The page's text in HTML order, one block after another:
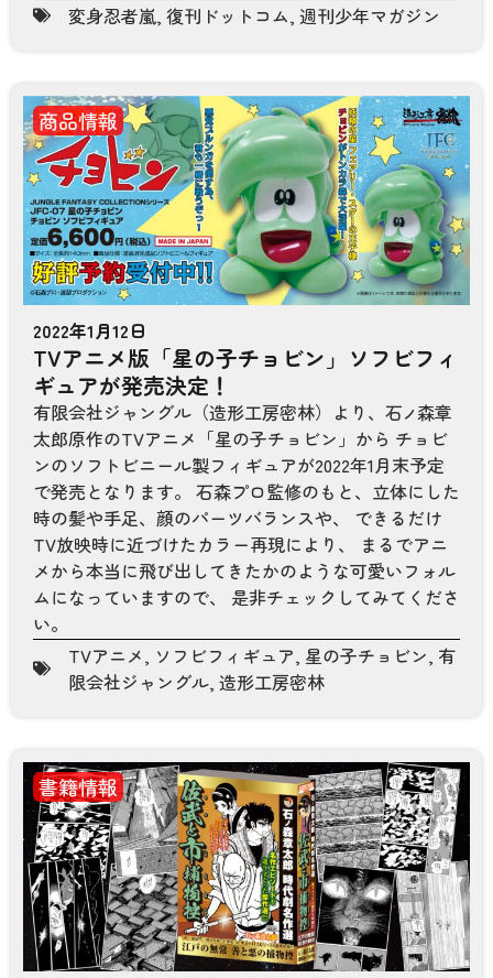
変身忍者嵐, 復刊ドットコム, 週刊少年マガジン
商品情報
2022年1月12日
TVアニメ版「星の子チョビン」ソフビフィ
ギュアが発売決定！
有限会社ジャングル（造形工房密林）より、石ノ森章
太郎原作のTVアニメ「星の子チョビン」から チョビ
ンのソフトビニール製フィギュアが2022年1月末予定
で発売となります。 石森プロ監修のもと、立体にした
時の髪や手足、顔のパーツバランスや、 できるだけ
TV放映時に近づけたカラー再現により、 まるでアニ
メから本当に飛び出してきたかのような可愛いフォル
ムになっていますので、 是非チェックしてみてくださ
い。
TVアニメ, ソフビフィギュア, 星の子チョビン, 有
限会社ジャングル, 造形工房密林
書籍情報